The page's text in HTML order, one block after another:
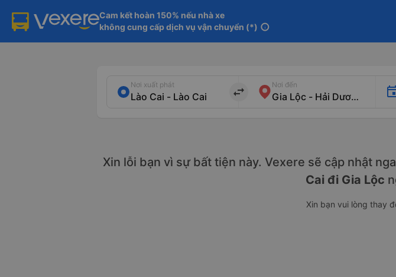
Cam kết hoàn 150% nếu nhà xe
không cung cấp dịch vụ vận chuyển (*) info
Nơi xuất phát
import_export
Nơi đến
Xin lỗi bạn vì sự bất tiện này. Vexere sẽ cập nhật
Cai đi Gia Lộc
Xin bạn vui lòng thay